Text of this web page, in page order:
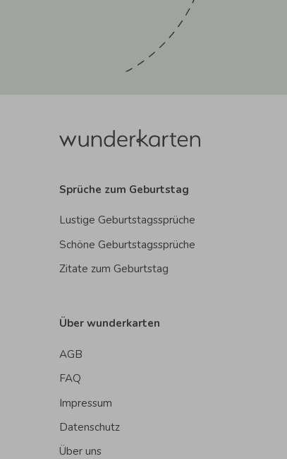
Sprüche zum Geburtstag
Lustige Geburtstagssprüche
Schöne Geburtstagssprüche
Zitate zum Geburtstag
Über wunderkarten
AGB
FAQ
Impressum
Datenschutz
Über uns